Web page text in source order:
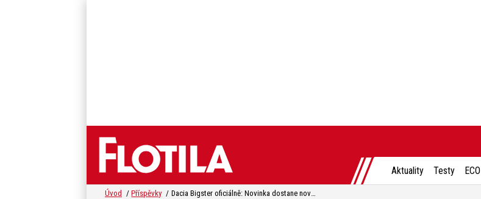
Aktuality Testy
Úvod Příspěvky Dacia Bigster oficiálně: Novinka dostane nové motory a největší kufr ve svém segmentu